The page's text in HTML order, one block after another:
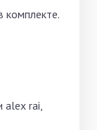
комплекте.
alex rai,